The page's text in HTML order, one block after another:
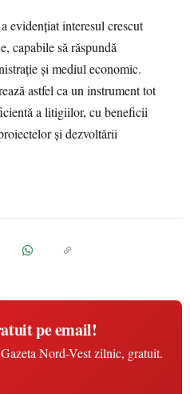
evidențiat interesul crescut
capabile să răspundă
și mediul economic.
astfel ca un instrument tot
a litigiilor, cu beneficii
și dezvoltării
pe email!
Nord-Vest zilnic, gratuit.